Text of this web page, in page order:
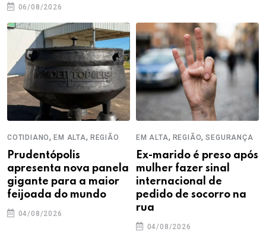
06/08/2026
COTIDIANO,EM ALTA, REGIÃO
Prudentópolis
apresenta nova panela
gigante para a maior
feijoada do mundo
04/08/2026
EM ALTA, REGIÃO,SEGURANÇA
Ex-marido é preso após
mulher fazer sinal
internacional de
pedido de socorro na
rua
04/08/2026